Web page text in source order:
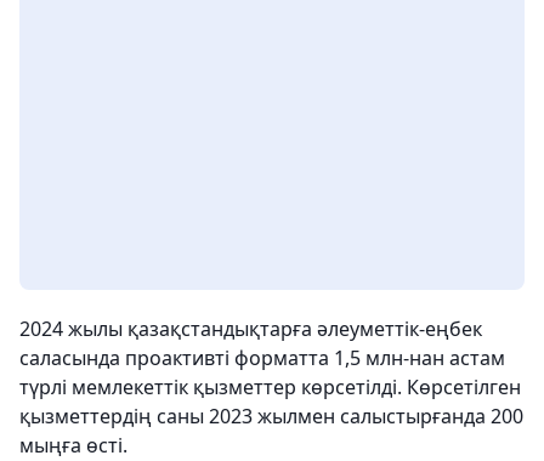
2024 жылы қазақстандықтарға әлеуметтік-еңбек
саласында проактивті форматта 1,5 млн-нан астам
түрлі мемлекеттік қызметтер көрсетілді. Көрсетілген
қызметтердің саны 2023 жылмен салыстырғанда 200
мыңға өсті.